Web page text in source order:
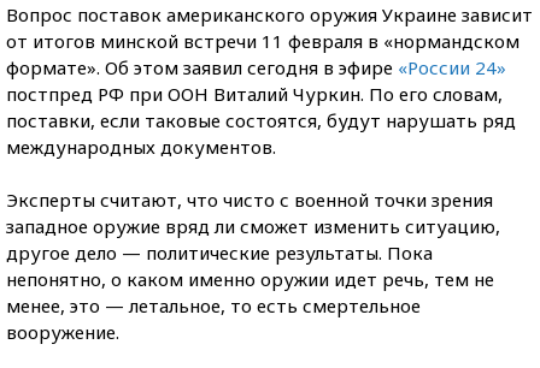
Вопрос поставок американского оружия Украине зависит
от итогов минской встречи 11 февраля в «нормандском
формате». Об этом заявил сегодня в эфире «России 24»
постпред РФ при ООН Виталий Чуркин. По его словам,
поставки, если таковые состоятся, будут нарушать ряд
международных документов.
Эксперты считают, что чисто с военной точки зрения
западное оружие вряд ли сможет изменить ситуацию,
другое дело — политические результаты. Пока
непонятно, о каком именно оружии идет речь, тем не
менее, это — летальное, то есть смертельное
вооружение.